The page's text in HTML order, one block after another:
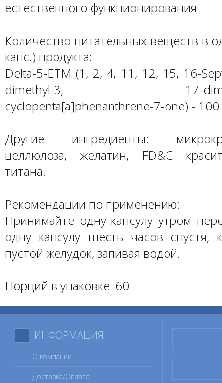
естественного функционирования
Количество питательных веществ в
капс.) продукта:
Delta-5-ETM (1, 2, 4, 11, 12, 15, 16-
dimethyl-3, 17-
cyclopenta[a]phenanthrene-7-one) - 100
Другие ингредиенты:
целлюлоза, желатин, FD&C
титана.
Рекомендации по применению:
Принимайте одну капсулу утром
одну капсулу шесть часов спустя,
пустой желудок, запивая водой.
Порций в упаковке: 60
ИНФОРМАЦИЯ
О компании
Доставка/Оплата